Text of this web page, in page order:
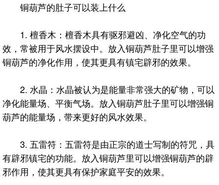
铜葫芦的肚子可以装上什么
1. 檀香木：檀香木具有驱邪避凶、净化空气的功
效，常被用于风水摆设中。放入铜葫芦肚子里可以增强
铜葫芦的净化作用，使其更具有镇宅辟邪的效果。
2. 水晶：水晶被认为是能量非常强大的矿物，可以
净化能量场、平衡气场。放入铜葫芦肚子里可以增强铜
葫芦的能量场，带来更好的风水效果。
3. 五雷符：五雷符是由正宗的道士写制的符咒，具
有辟邪镇宅的功能。放入铜葫芦里可以增强铜葫芦的辟
邪作用，使其更具有保护家庭平安的效果。